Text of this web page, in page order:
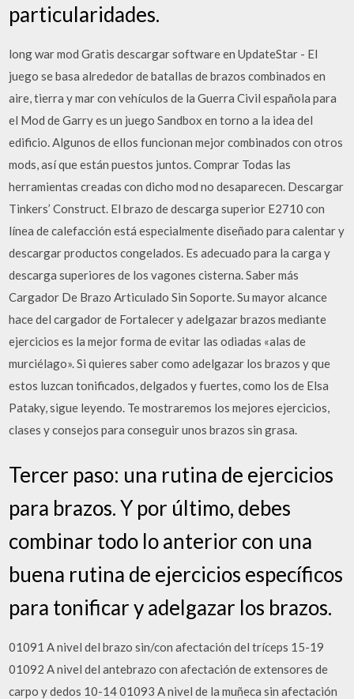
particularidades.
long war mod Gratis descargar software en UpdateStar - El
juego se basa alrededor de batallas de brazos combinados en
aire, tierra y mar con vehículos de la Guerra Civil española para
el Mod de Garry es un juego Sandbox en torno a la idea del
edificio. Algunos de ellos funcionan mejor combinados con otros
mods, así que están puestos juntos. Comprar Todas las
herramientas creadas con dicho mod no desaparecen. Descargar
Tinkers’ Construct. El brazo de descarga superior E2710 con
línea de calefacción está especialmente diseñado para calentar y
descargar productos congelados. Es adecuado para la carga y
descarga superiores de los vagones cisterna. Saber más
Cargador De Brazo Articulado Sin Soporte. Su mayor alcance
hace del cargador de Fortalecer y adelgazar brazos mediante
ejercicios es la mejor forma de evitar las odiadas «alas de
murciélago». Si quieres saber como adelgazar los brazos y que
estos luzcan tonificados, delgados y fuertes, como los de Elsa
Pataky, sigue leyendo. Te mostraremos los mejores ejercicios,
clases y consejos para conseguir unos brazos sin grasa.
Tercer paso: una rutina de ejercicios
para brazos. Y por último, debes
combinar todo lo anterior con una
buena rutina de ejercicios específicos
para tonificar y adelgazar los brazos.
01091 A nivel del brazo sin/con afectación del tríceps 15-19
01092 A nivel del antebrazo con afectación de extensores de
carpo y dedos 10-14 01093 A nivel de la muñeca sin afectación